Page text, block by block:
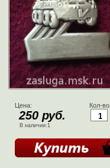
Цена:
250 руб.
В наличии:1
Кол-